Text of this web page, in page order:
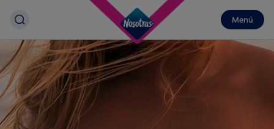
Menú